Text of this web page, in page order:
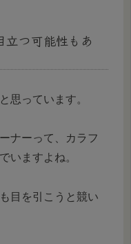
立つ可能性もあ
思っています。
ナーって、カラフ
いますよね。
目を引こうと競い